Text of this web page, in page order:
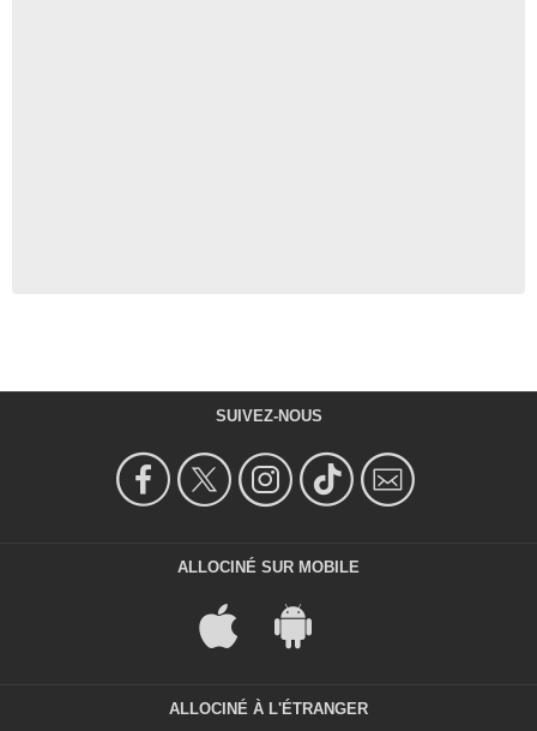
SUIVEZ-NOUS
ALLOCINÉ SUR MOBILE
ALLOCINÉ À L'ÉTRANGER